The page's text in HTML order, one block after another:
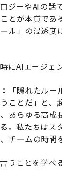
ジーやAIの
とが本質で
ル」の浸透
にAIエージェ
「隠れたル
ことだ」と
あらゆる高
。私たちは
チームの時間
うことを学べ